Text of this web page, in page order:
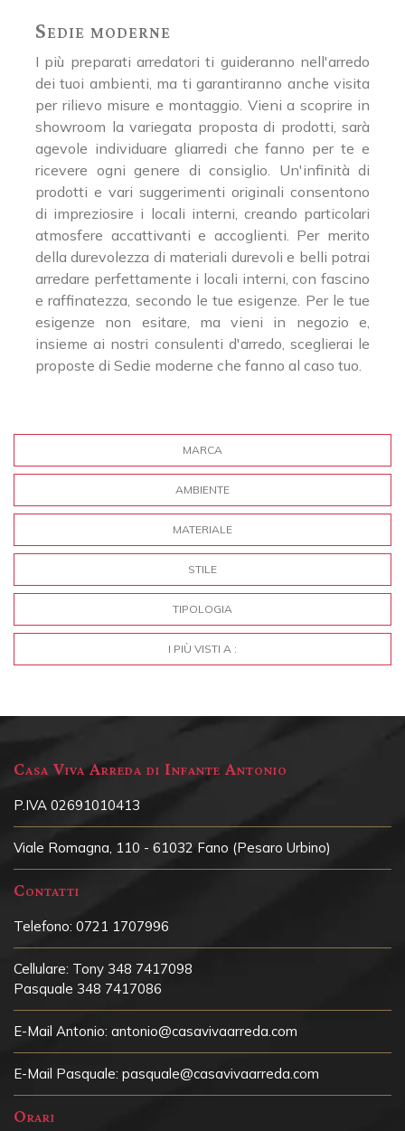
Sedie moderne
I più preparati arredatori ti guideranno nell'arredo
dei tuoi ambienti, ma ti garantiranno anche visita
per rilievo misure e montaggio. Vieni a scoprire in
showroom la variegata proposta di prodotti, sarà
agevole individuare gliarredi che fanno per te e
ricevere ogni genere di consiglio. Un'infinità di
prodotti e vari suggerimenti originali consentono
di impreziosire i locali interni, creando particolari
atmosfere accattivanti e accoglienti. Per merito
della durevolezza di materiali durevoli e belli potrai
arredare perfettamente i locali interni, con fascino
e raffinatezza, secondo le tue esigenze. Per le tue
esigenze non esitare, ma vieni in negozio e,
insieme ai nostri consulenti d'arredo, sceglierai le
proposte di Sedie moderne che fanno al caso tuo.
MARCA
AMBIENTE
MATERIALE
STILE
TIPOLOGIA
I PIÙ VISTI A :
Casa Viva Arreda di Infante Antonio
P.IVA 02691010413
Viale Romagna, 110 - 61032 Fano (Pesaro Urbino)
Contatti
Telefono: 0721 1707996
Cellulare: Tony 348 7417098
Pasquale 348 7417086
E-Mail Antonio: antonio@casavivaarreda.com
E-Mail Pasquale: pasquale@casavivaarreda.com
Orari